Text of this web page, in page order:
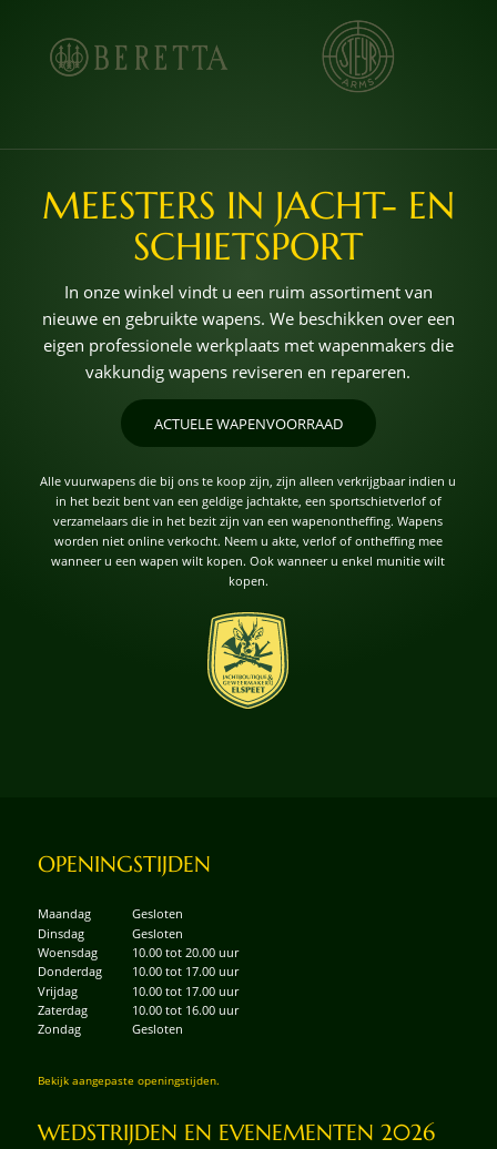
MEESTERS IN JACHT- EN
SCHIETSPORT
In onze winkel vindt u een ruim assortiment van
nieuwe en gebruikte wapens. We beschikken over een
eigen professionele werkplaats met wapenmakers die
vakkundig wapens reviseren en repareren.
ACTUELE WAPENVOORRAAD
Alle vuurwapens die bij ons te koop zijn, zijn alleen verkrijgbaar indien u
in het bezit bent van een geldige jachtakte, een sportschietverlof of
verzamelaars die in het bezit zijn van een wapenontheffing. Wapens
worden niet online verkocht. Neem u akte, verlof of ontheffing mee
wanneer u een wapen wilt kopen. Ook wanneer u enkel munitie wilt
kopen.
OPENINGSTIJDEN
Maandag
Gesloten
Dinsdag
Gesloten
Woensdag
10.00 tot 20.00 uur
Donderdag
10.00 tot 17.00 uur
Vrijdag
10.00 tot 17.00 uur
Zaterdag
10.00 tot 16.00 uur
Zondag
Gesloten
Bekijk aangepaste openingstijden.
WEDSTRIJDEN EN EVENEMENTEN 2026